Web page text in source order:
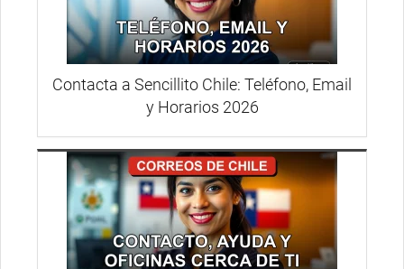
Contacta a Sencillito Chile: Teléfono, Email
y Horarios 2026